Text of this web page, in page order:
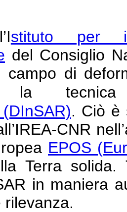
stituto per il
del Consiglio
campo di
la
(DInSAR). Ciò è
CNR
EPOS
Terra solida.
in maniera